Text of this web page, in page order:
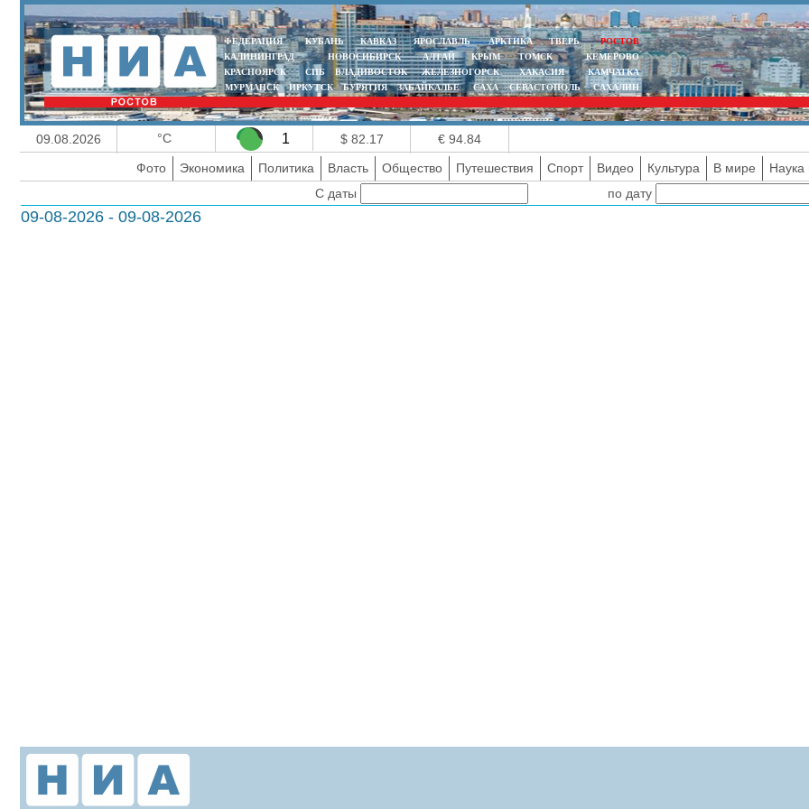
ФЕДЕРАЦИЯ КУБАНЬ КАВКАЗ ЯРОСЛАВЛЬ АРКТИКА ТВЕРЬ
РОСТОВ
КАЛИНИНГРАД
НОВОСИБИРСК АЛТАЙ КРЫМ ТОМСК
КЕМЕРОВО
КРАСНОЯРСК
СПБ ВЛАДИВОСТОК ЖЕЛЕЗНОГОРСК ХАКАСИЯ
КАМЧАТКА
МУРМАНСК
ИРКУТСК БУРЯТИЯ ЗАБАЙКАЛЬЕ САХА СЕВАСТОПОЛЬ САХАЛИН
09.08.2026 °C 1 $ 82.17
€ 94.84
Фото
Экономика Политика Власть Общество Путешествия Спорт Видео Культура В мире
Наука
С даты
по дату
09-08-2026 - 09-08-2026